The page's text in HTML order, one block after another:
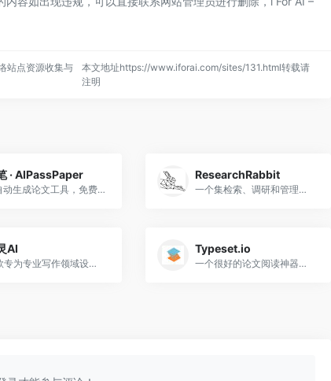
站点资源收集与
本文地址https://www.iforai.com/sites/131.html转载请
注明
· AIPassPaper
AI自动生成论文工具，免费千字大纲，10分钟生成3万字初稿，低于5%重复率
ResearchRabbit
一个集检索、调研和管理文献为一体的全能免费科研工具
AI
一款专为专业写作领域设计的人工智能写作工具
Typeset.io
一个很好的论文阅读神器，能对pdf文档进行自定义截图，针对截取的公式信息、伪代码等提供详细且联系上下文的解释